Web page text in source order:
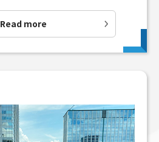
Read more